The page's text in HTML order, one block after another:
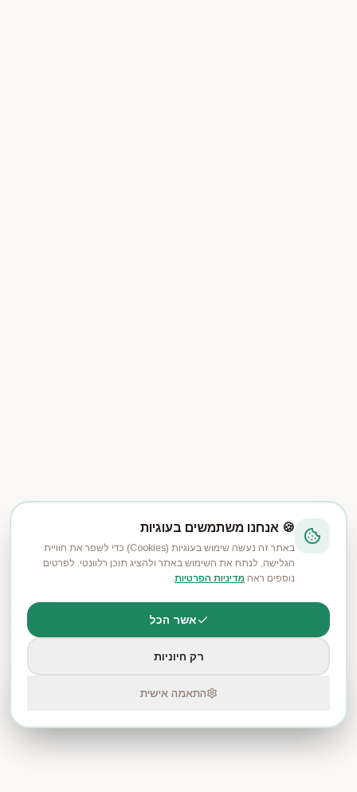
עקבו אחרי ההזמנות שלכם
🍪 אנחנו משתמשים בעוגיות
באתר זה נעשה שימוש בעוגיות (Cookies) כדי לשפר את חוויית
הגלישה, לנתח את השימוש באתר ולהציג תוכן רלוונטי. לפרטים
נוספים ראה מדיניות הפרטיות.
אשר הכל
רק חיוניות
התאמה אישית